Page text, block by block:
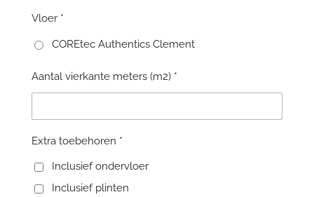
Vloer *
COREtec Authentics Clement
Aantal vierkante meters (m2) *
Extra toebehoren *
Inclusief ondervloer
Inclusief plinten